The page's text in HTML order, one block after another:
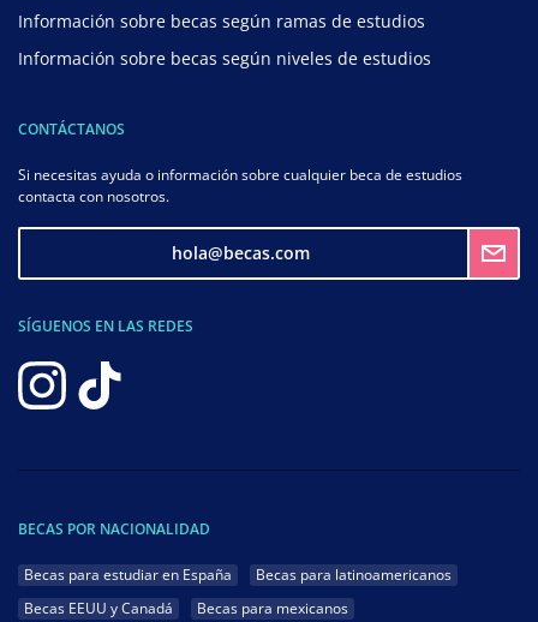
Información sobre becas según ramas de estudios
Información sobre becas según niveles de estudios
CONTÁCTANOS
Si necesitas ayuda o información sobre cualquier beca de estudios
contacta con nosotros.
hola@becas.com
SÍGUENOS EN LAS REDES
BECAS POR NACIONALIDAD
Becas para estudiar en España
Becas para latinoamericanos
Becas EEUU y Canadá
Becas para mexicanos